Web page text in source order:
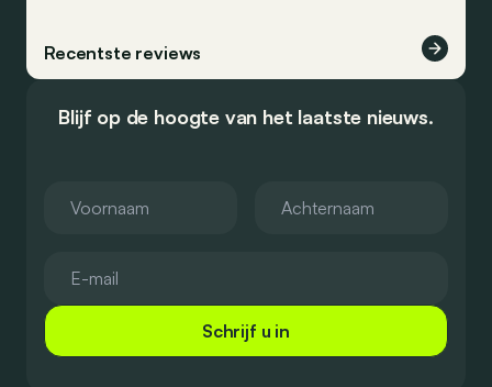
Recentste reviews
Blijf op de hoogte van het laatste nieuws.
Schrijf u in